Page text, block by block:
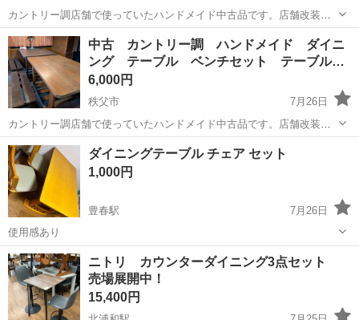
カントリー調店舗で使っていたハンドメイド中古品です。店舗改装に
より安価で出品します。 経年劣化（塗装の剥がれ キズなど）があり
ますが、まだまだ利用できると思います。ある意味経年劣化がそれな
りに使い込んだ良い雰囲気？です。好...
埼玉 秩父市 ダイニングセット カントリー
中古 カントリー調 ハンドメイド ダイニ
ング テーブル ベンチセット テーブル…
6,000円
秩父市
7月26日
カントリー調店舗で使っていたハンドメイド中古品です。店舗改装に
より安価で出品します。 経年劣化（塗装の剥がれ キズなど）があり
ますが、まだまだ利用できると思います。ある意味経年劣化がそれな
りに使い込んだ良い雰囲気？です。好...
埼玉 秩父市 ダイニングセット
ダイニングテーブル チェア セット
1,000円
豊春駅
7月26日
使用感あり
埼玉 春日部市 豊春駅 ダイニングセット
ニトリ カウンターダイニング3点セット
売場展開中！
15,400円